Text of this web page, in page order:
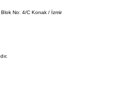
No: 4/C Konak / İzmir